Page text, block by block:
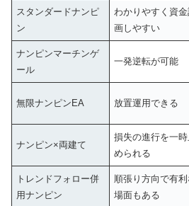
スタンダードナンピ
ン
わかりやすく資
画しやすい
ナンピンマーチンゲ
ール
一発逆転が可能
無限ナンピンEA 放置運用できる
ナンピン×両建て
損失の進行を一時
められる
トレンドフォロー併
用ナンピン
順張り方向で有利
場面もある